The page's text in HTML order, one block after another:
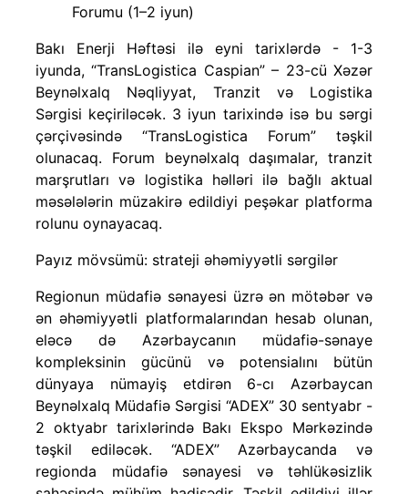
Forumu (1–2 iyun)
Bakı Enerji Həftəsi ilə eyni tarixlərdə - 1-3
iyunda, “TransLogistica Caspian” – 23-cü Xəzər
Beynəlxalq Nəqliyyat, Tranzit və Logistika
Sərgisi keçiriləcək. 3 iyun tarixində isə bu sərgi
çərçivəsində “TransLogistica Forum” təşkil
olunacaq. Forum beynəlxalq daşımalar, tranzit
marşrutları və logistika həlləri ilə bağlı aktual
məsələlərin müzakirə edildiyi peşəkar platforma
rolunu oynayacaq.
Payız mövsümü: strateji əhəmiyyətli sərgilər
Regionun müdafiə sənayesi üzrə ən mötəbər və
ən əhəmiyyətli platformalarından hesab olunan,
eləcə də Azərbaycanın müdafiə-sənaye
kompleksinin gücünü və potensialını bütün
dünyaya nümayiş etdirən 6-cı Azərbaycan
Beynəlxalq Müdafiə Sərgisi “ADEX” 30 sentyabr -
2 oktyabr tarixlərində Bakı Ekspo Mərkəzində
təşkil ediləcək. “ADEX” Azərbaycanda və
regionda müdafiə sənayesi və təhlükəsizlik